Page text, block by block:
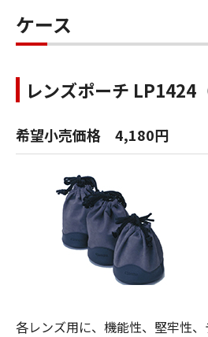
ケース
レンズポーチ LP1424
希望小売価格 4,180円
各レンズ用に、機能性、堅牢性